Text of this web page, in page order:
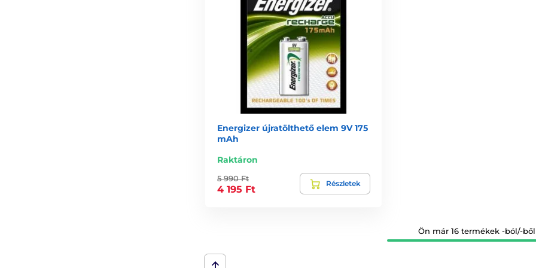
Energizer újratölthető elem 9V 175
mAh
Raktáron
5 990 Ft
4 195 Ft
Részletek
Ön már 16 termékek -ból/-ből